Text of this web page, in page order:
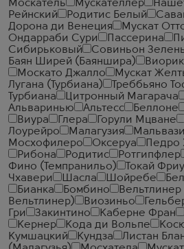
Москатель
Мускателлер
Рейнский
Родитис Белый
Дорона ди Венеция
Мускат
Ондарраби Сури
Пассерина
Сибирьковый
Совиньон
Баян Ширей (Баяншира)
Москато Джалло
Мускат
Лугана (Турбиана)
Треббьяно
Турбиана
Цитронный Магарача
Альваринью
Альтесс Беллоне
Виура
Глера Горули Мцване
Лоурейро
Малагузия
Мосхофилеро
Оксеруа
Рибона
Родитис Ротгипфлер
Фино (Темпранильо)
Токай
Чхавери
Шасла Шойребе
Бианка
Бомбино
Вельтлинер)
Виозиньо
Гри
Закинтино Каберне Фран
Кернер
Кода ди Вольпе
Кумшацкий
Кундза Листан